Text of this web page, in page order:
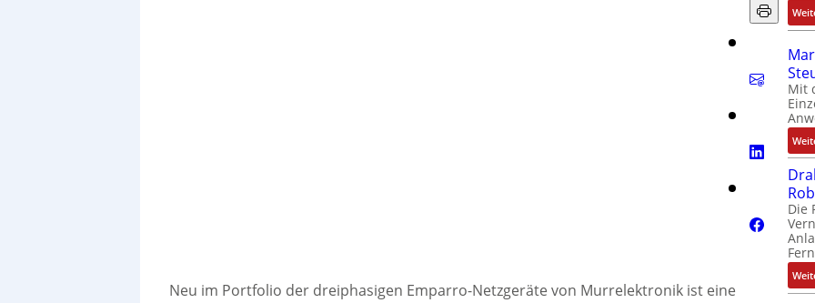
Neu im Portfolio der dreiphasigen Emparro-Netzgeräte von Murrelektronik ist eine
Mit
Die